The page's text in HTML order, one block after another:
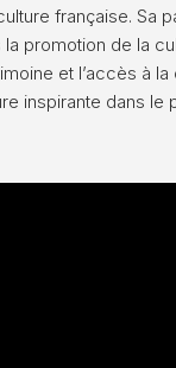
française. Sa
promotion de la
et l’accès à
inspirante dans le